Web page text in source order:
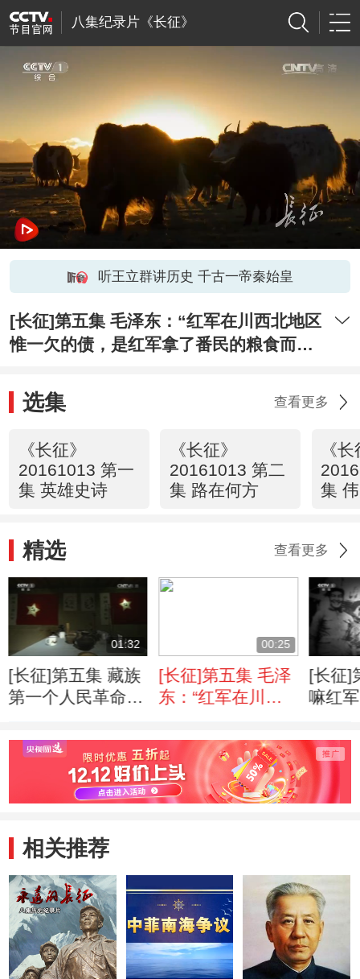
八集纪录片《长征》
听王立群讲历史 千古一帝秦始皇
[长征]第五集 毛泽东：“红军在川西北地区
惟一欠的债，是红军拿了番民的粮食而欠
选集 查看更多
《长征》
20161013 第一
集 英雄史诗
《长征》
20161013 第二
集 路在何方
《
集
精选 查看更多
01:32
[长征]第五集 藏族
第一个人民革命政
00:25
[长征]第五集 毛泽
东：“红军在川西
债，是红军拿了番
民的粮食而欠的
债！”
[长征]
嘛红军
相关推荐